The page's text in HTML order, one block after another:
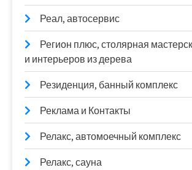
Реал, автосервис
Регион плюс, столярная
и интерьеров из дерева
Резиденция, банный комплекс
Реклама и Контакты
Релакс, автомоечный комплекс
Релакс, сауна